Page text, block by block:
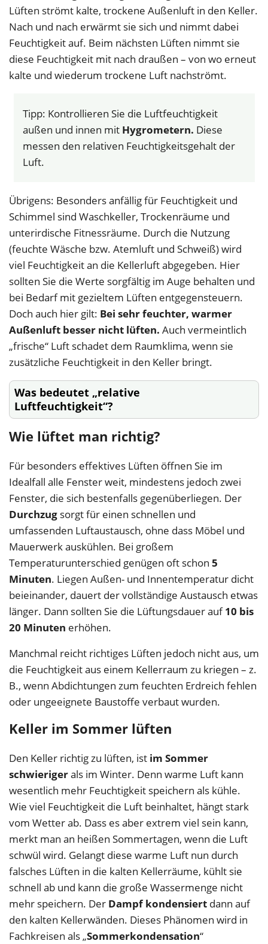
Lüften strömt kalte, trockene Außenluft in den Keller.
Nach und nach erwärmt sie sich und nimmt dabei
Feuchtigkeit auf. Beim nächsten Lüften nimmt sie
diese Feuchtigkeit mit nach draußen – von wo erneut
kalte und wiederum trockene Luft nachströmt.
Tipp: Kontrollieren Sie die Luftfeuchtigkeit
außen und innen mit Hygrometern. Diese
messen den relativen Feuchtigkeitsgehalt der
Luft.
Übrigens: Besonders anfällig für Feuchtigkeit und
Schimmel sind Waschkeller, Trockenräume und
unterirdische Fitnessräume. Durch die Nutzung
(feuchte Wäsche bzw. Atemluft und Schweiß) wird
viel Feuchtigkeit an die Kellerluft abgegeben. Hier
sollten Sie die Werte sorgfältig im Auge behalten und
bei Bedarf mit gezieltem Lüften entgegensteuern.
Doch auch hier gilt: Bei sehr feuchter, warmer
Außenluft besser nicht lüften. Auch vermeintlich
„frische“ Luft schadet dem Raumklima, wenn sie
zusätzliche Feuchtigkeit in den Keller bringt.
Was bedeutet „relative
Luftfeuchtigkeit“?
Wie lüftet man richtig?
Für besonders effektives Lüften öffnen Sie im
Idealfall alle Fenster weit, mindestens jedoch zwei
Fenster, die sich bestenfalls gegenüberliegen. Der
Durchzug sorgt für einen schnellen und
umfassenden Luftaustausch, ohne dass Möbel und
Mauerwerk auskühlen. Bei großem
Temperaturunterschied genügen oft schon 5
Minuten. Liegen Außen- und Innentemperatur dicht
beieinander, dauert der vollständige Austausch etwas
länger. Dann sollten Sie die Lüftungsdauer auf10 bis
20 Minuten erhöhen.
Manchmal reicht richtiges Lüften jedoch nicht aus, um
die Feuchtigkeit aus einem Kellerraum zu kriegen – z.
B., wenn Abdichtungen zum feuchten Erdreich fehlen
oder ungeeignete Baustoffe verbaut wurden.
Keller im Sommer lüften
Den Keller richtig zu lüften, ist im Sommer
schwierigerals im Winter. Denn warme Luft kann
wesentlich mehr Feuchtigkeit speichern als kühle.
Wie viel Feuchtigkeit die Luft beinhaltet, hängt stark
vom Wetter ab. Dass es aber extrem viel sein kann,
merkt man an heißen Sommertagen, wenn die Luft
schwül wird. Gelangt diese warme Luft nun durch
falsches Lüften in die kalten Kellerräume, kühlt sie
schnell ab und kann die große Wassermenge nicht
mehr speichern. Der Dampf kondensiert dann auf
den kalten Kellerwänden. Dieses Phänomen wird in
Fachkreisen als „Sommerkondensation“